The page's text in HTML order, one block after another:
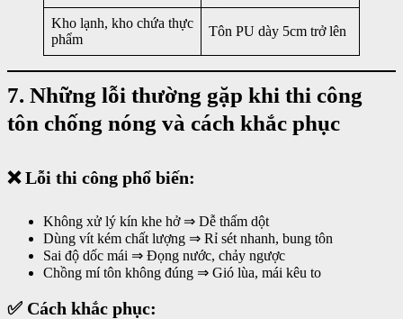
Kho lạnh, kho chứa thực
phẩm
Tôn PU dày 5cm trở lên
7. Những lỗi thường gặp khi thi công
tôn chống nóng và cách khắc phục
❌ Lỗi thi công phổ biến:
Không xử lý kín khe hở ⇒ Dễ thấm dột
Dùng vít kém chất lượng ⇒ Rỉ sét nhanh, bung tôn
Sai độ dốc mái ⇒ Đọng nước, chảy ngược
Chồng mí tôn không đúng ⇒ Gió lùa, mái kêu to
✅ Cách khắc phục: